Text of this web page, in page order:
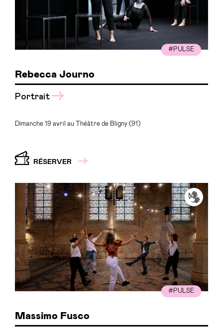
#PULSE
Rebecca Journo
Portrait
Dimanche 19 avril au Théâtre de Bligny (91)
RÉSERVER
#PULSE
Massimo Fusco